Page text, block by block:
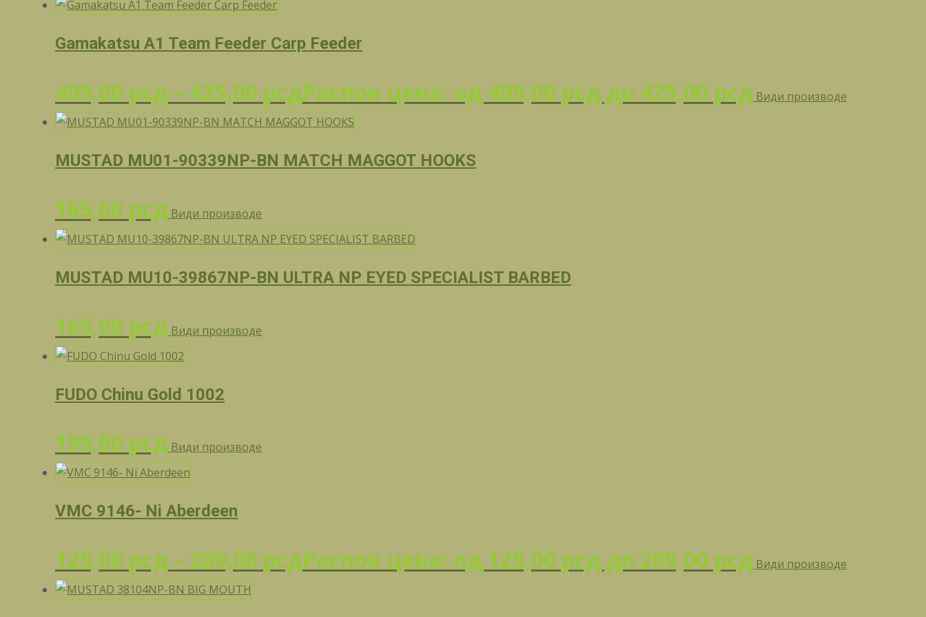
Gamakatsu A1 Team Feeder Carp Feeder
409,00 рсд – 425,00 рсдРаспон цена: од 409,00 рсд до 425,00 рсд Види производе
MUSTAD MU01-90339NP-BN MATCH MAGGOT HOOKS
165,00 рсд Види производе
MUSTAD MU10-39867NP-BN ULTRA NP EYED SPECIALIST BARBED
165,00 рсд Види производе
FUDO Chinu Gold 1002
199,00 рсд Види производе
VMC 9146- Ni Aberdeen
125,00 рсд – 209,00 рсдРаспон цена: од 125,00 рсд до 209,00 рсд Види производе